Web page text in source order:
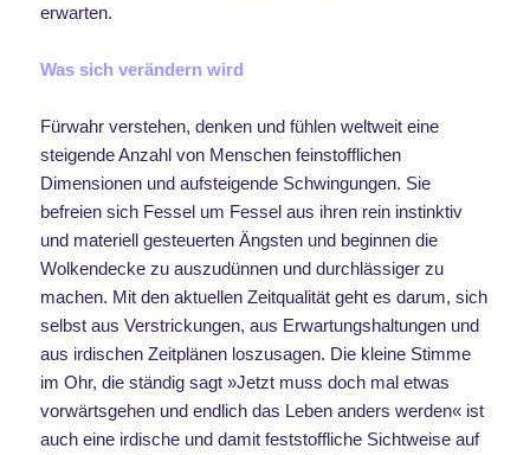
erwarten.
Was sich verändern wird
Fürwahr verstehen, denken und fühlen weltweit eine
steigende Anzahl von Menschen feinstofflichen
Dimensionen und aufsteigende Schwingungen. Sie
befreien sich Fessel um Fessel aus ihren rein instinktiv
und materiell gesteuerten Ängsten und beginnen die
Wolkendecke zu auszudünnen und durchlässiger zu
machen. Mit den aktuellen Zeitqualität geht es darum, sich
selbst aus Verstrickungen, aus Erwartungshaltungen und
aus irdischen Zeitplänen loszusagen. Die kleine Stimme
im Ohr, die ständig sagt »Jetzt muss doch mal etwas
vorwärtsgehen und endlich das Leben anders werden« ist
auch eine irdische und damit feststoffliche Sichtweise auf